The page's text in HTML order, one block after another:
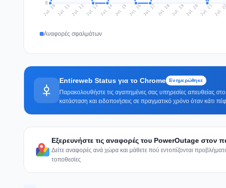
0
Jul 10 Jul 11Jul 12Jul 13 Jul 14 Jul 15 Jul 16 Jul 17 Jul 18Jul 19 Jul 20 Jul 21Jul 22
Αναφορές σφαλμάτων
Entireweb Status για το Chrome Ενημερώθηκε
Παρακολουθήστε τις αγαπημένες σας υπηρεσίες απευθείας
κατάσταση και ειδοποιήσεις σε πραγματικό χρόνο όταν κάτι
Εξερευνήστε τις αναφορές του PowerOutage στον
Δείτε αναφορές ανά χώρα και μάθετε πού εντοπίζονται
τοποθεσίες